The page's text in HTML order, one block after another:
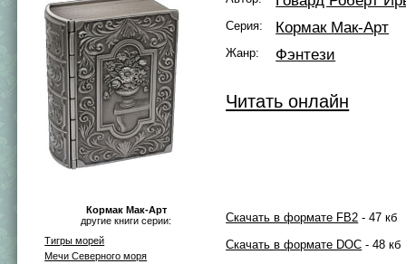
Кормак Мак-Арт
другие книги серии:
Тигры морей
Мечи Северного моря
Серия: Кормак Мак-Арт
Жанр: Фэнтези
Читать онлайн
Скачать в формате FB2 - 47 кб
Скачать в формате DOC - 48 кб